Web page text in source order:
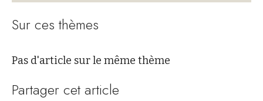
Sur ces thèmes
Pas d'article sur le même thème
Partager cet article